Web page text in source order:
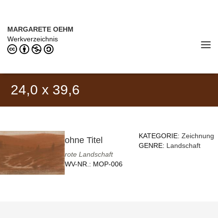
MARGARETE OEHM
Werkverzeichnis
24,0 x 39,6
ohne Titel
rote Landschaft
WV-NR.: MOP-006
KATEGORIE:Zeichnung
GENRE: Landschaft